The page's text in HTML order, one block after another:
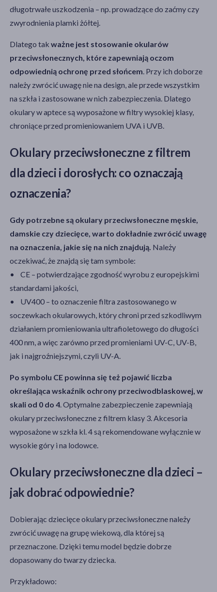
długotrwałe uszkodzenia – np. prowadzące do zaćmy czy
zwyrodnienia plamki żółtej.
Dlatego tak ważne jest stosowanie okularów
przeciwsłonecznych, które zapewniają oczom
odpowiednią ochronę przed słońcem. Przy ich doborze
należy zwrócić uwagę nie na design, ale przede wszystkim
na szkła i zastosowane w nich zabezpieczenia. Dlatego
okulary w aptece są wyposażone w filtry wysokiej klasy,
chroniące przed promieniowaniem UVA i UVB.
Okulary przeciwsłoneczne z filtrem
dla dzieci i dorosłych: co oznaczają
oznaczenia?
Gdy potrzebne są okulary przeciwsłoneczne męskie,
damskie czy dziecięce, warto dokładnie zwrócić uwagę
na oznaczenia, jakie się na nich znajdują. Należy
oczekiwać, że znajdą się tam symbole:
• CE – potwierdzające zgodność wyrobu z europejskimi
standardami jakości,
• UV400 – to oznaczenie filtra zastosowanego w
soczewkach okularowych, który chroni przed szkodliwym
działaniem promieniowania ultrafioletowego do długości
400 nm, a więc zarówno przed promieniami UV-C, UV-B,
jak i najgroźniejszymi, czyli UV-A.
Po symbolu CE powinna się też pojawić liczba
określająca wskaźnik ochrony przeciwodblaskowej, w
skali od 0 do 4. Optymalne zabezpieczenie zapewniają
okulary przeciwsłoneczne z filtrem klasy 3. Akcesoria
wyposażone w szkła kl. 4 są rekomendowane wyłącznie w
wysokie góry i na lodowce.
Okulary przeciwsłoneczne dla dzieci –
jak dobrać odpowiednie?
Dobierając dziecięce okulary przeciwsłoneczne należy
zwrócić uwagę na grupę wiekową, dla której są
przeznaczone. Dzięki temu model będzie dobrze
dopasowany do twarzy dziecka.
Przykładowo: